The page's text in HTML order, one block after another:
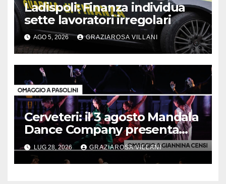
Ladispoli: Finanza individua
sette lavoratori irregolari
AGO 5, 2026 GRAZIAROSA VILLANI
Cerveteri: il 3 agosto Mandala
Dance Company presenta
“Trittico d’autore”
LUG 28, 2026 GRAZIAROSA VILLANI